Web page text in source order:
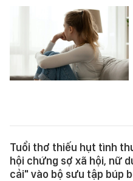
Tuổi thơ thiếu hụt tình
hội chứng sợ xã hội, nữ
cải" vào bộ sưu tập búp